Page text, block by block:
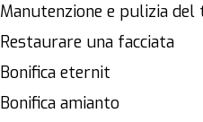
Manutenzione e pulizia
Restaurare una facciata
Bonifica eternit
Bonifica amianto